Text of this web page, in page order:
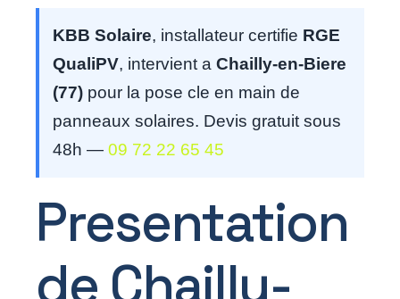
KBB Solaire, installateur certifie RGE
QualiPV, intervient a Chailly-en-Biere
(77) pour la pose cle en main de
panneaux solaires. Devis gratuit sous
48h — 09 72 22 65 45
Presentation
de Chailly-